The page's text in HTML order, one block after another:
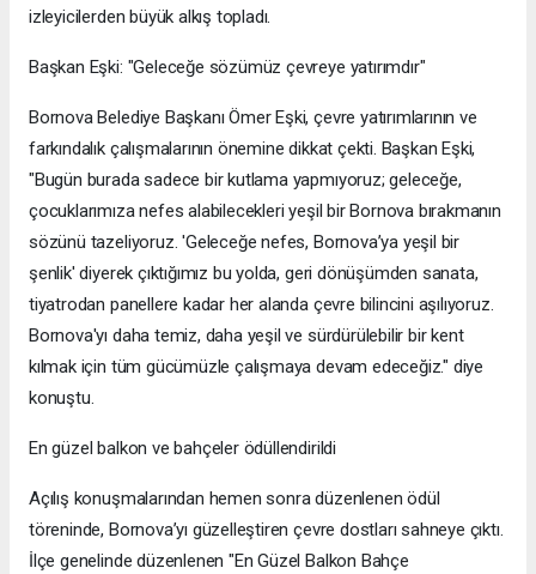
izleyicilerden büyük alkış topladı.
Başkan Eşki: "Geleceğe sözümüz çevreye yatırımdır"
Bornova Belediye Başkanı Ömer Eşki, çevre yatırımlarının ve
farkındalık çalışmalarının önemine dikkat çekti. Başkan Eşki,
"Bugün burada sadece bir kutlama yapmıyoruz; geleceğe,
çocuklarımıza nefes alabilecekleri yeşil bir Bornova bırakmanın
sözünü tazeliyoruz. 'Geleceğe nefes, Bornova’ya yeşil bir
şenlik' diyerek çıktığımız bu yolda, geri dönüşümden sanata,
tiyatrodan panellere kadar her alanda çevre bilincini aşılıyoruz.
Bornova'yı daha temiz, daha yeşil ve sürdürülebilir bir kent
kılmak için tüm gücümüzle çalışmaya devam edeceğiz." diye
konuştu.
En güzel balkon ve bahçeler ödüllendirildi
Açılış konuşmalarından hemen sonra düzenlenen ödül
töreninde, Bornova’yı güzelleştiren çevre dostları sahneye çıktı.
İlçe genelinde düzenlenen "En Güzel Balkon Bahçe